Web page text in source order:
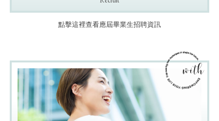
點擊這裡查看應屆畢業生招聘資訊